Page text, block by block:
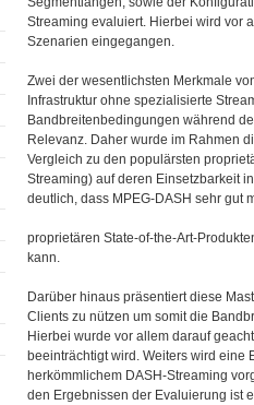
Streaming evaluiert. Hierbei wird vor
Szenarien eingegangen.
Zwei der wesentlichsten Merkmale
Infrastruktur ohne spezialisierte
Bandbreitenbedingungen während
Relevanz. Daher wurde im Rahmen
Vergleich zu den populärsten
Streaming) auf deren Einsetzbarkeit
deutlich, dass MPEG-DASH sehr gut
proprietären State-of-the-Art-
kann.
Darüber hinaus präsentiert diese
Clients zu nützen um somit die
Hierbei wurde vor allem darauf
beeinträchtigt wird. Weiters wird eine
herkömmlichem DASH-Streaming
den Ergebnissen der Evaluierung ist